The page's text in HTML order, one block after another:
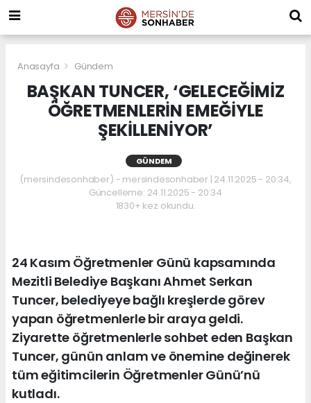
Anasayfa Gündem
BAŞKAN TUNCER, ‘GELECEĞİMİZ
ÖĞRETMENLERİN EMEĞİYLE
ŞEKİLLENİYOR’
GÜNDEM
(mersindesonhaber) - mersindesonhaber | 24.11.2025 - 20:34,
Güncelleme: 24.11.2025 - 20:34
1830+ kez okundu.
24 Kasım Öğretmenler Günü kapsamında
Mezitli Belediye Başkanı Ahmet Serkan
Tuncer, belediyeye bağlı kreşlerde görev
yapan öğretmenlerle bir araya geldi.
Ziyarette öğretmenlerle sohbet eden Başkan
Tuncer, günün anlam ve önemine değinerek
tüm eğitimcilerin Öğretmenler Günü’nü
kutladı.